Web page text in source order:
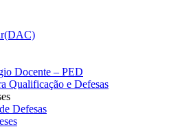
Docente – PED
Qualificação e Defesas
Defesas